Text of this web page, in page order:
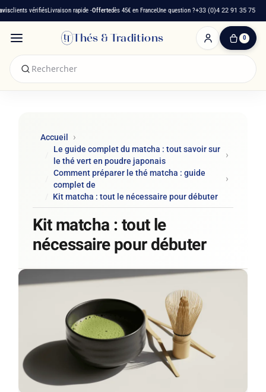
vérifiésLivraison rapide -Offertedès 45€ en FranceUne question ?+33 (0)4 22 91 35 75
Thés & Traditions 0
0
Accueil
Le guide complet du matcha : tout savoir sur
le thé vert en poudre japonais
Comment préparer le thé matcha : guide
complet de
Kit matcha : tout le nécessaire pour débuter
Kit matcha : tout le
nécessaire pour débuter